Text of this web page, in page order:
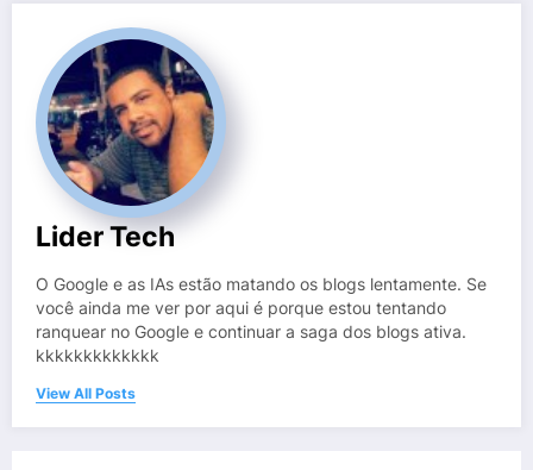
Lider Tech
O Google e as IAs estão matando os blogs lentamente. Se
você ainda me ver por aqui é porque estou tentando
ranquear no Google e continuar a saga dos blogs ativa.
kkkkkkkkkkkkk
View All Posts